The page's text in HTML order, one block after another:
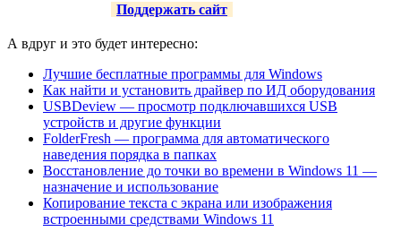
Поддержать сайт
А вдруг и это будет интересно:
Лучшие бесплатные программы для Windows
Как найти и установить драйвер по ИД оборудования
USBDeview — просмотр подключавшихся USB
устройств и другие функции
FolderFresh — программа для автоматического
наведения порядка в папках
Восстановление до точки во времени в Windows 11 —
назначение и использование
Копирование текста с экрана или изображения
встроенными средствами Windows 11